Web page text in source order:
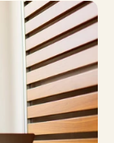
les réseaux multi-